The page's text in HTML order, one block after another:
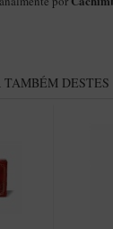
DE
TAMBÉM DESTES